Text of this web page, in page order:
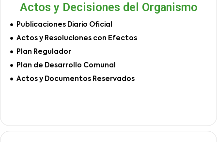
Actos y Decisiones del Organismo
Publicaciones Diario Oficial
Actos y Resoluciones con Efectos
Plan Regulador
Plan de Desarrollo Comunal
Actos y Documentos Reservados